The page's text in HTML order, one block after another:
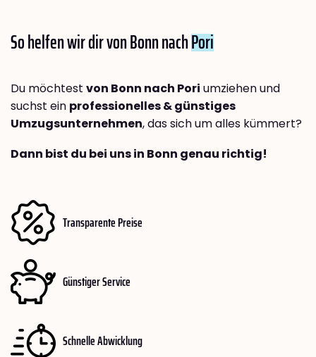
So helfen wir dir von Bonn nachPori
Du möchtest von Bonn nach Pori umziehen und
suchst ein professionelles & günstiges
Umzugsunternehmen, das sich um alles kümmert?
Dann bist du bei uns in Bonn genau richtig!
Transparente Preise
Günstiger Service
Schnelle Abwicklung